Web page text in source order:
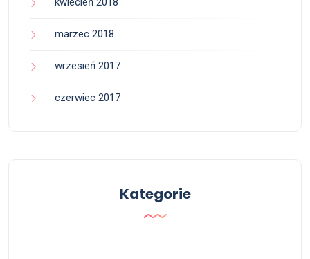
marzec 2018
wrzesień 2017
czerwiec 2017
Kategorie